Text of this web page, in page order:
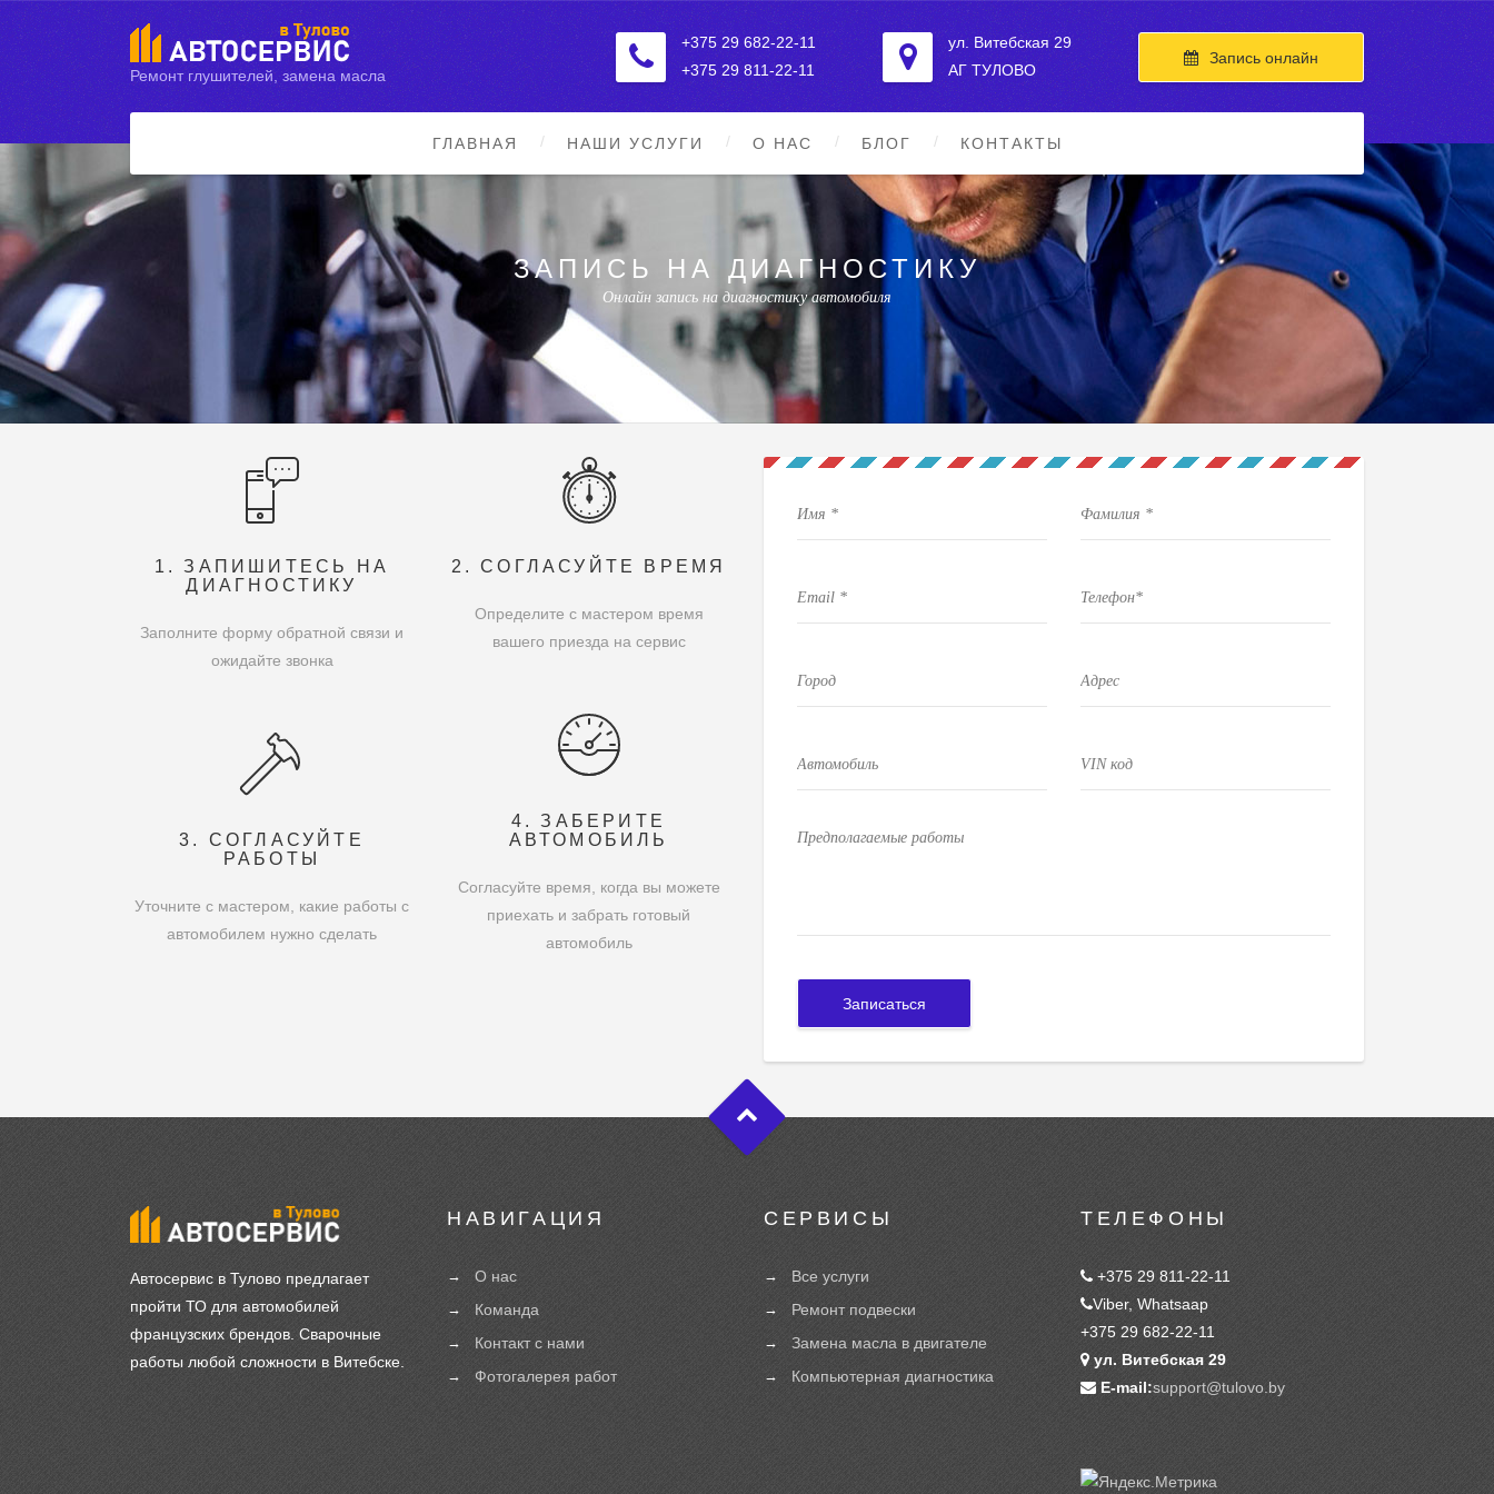
Ремонт глушителей, замена масла
+375 29 682-22-11
+375 29 811-22-11
ул. Витебская 29
АГ ТУЛОВО
Запись онлайн
ГЛАВНАЯ НАШИ УСЛУГИ О НАС БЛОГ КОНТАКТЫ
ЗАПИСЬ НА ДИАГНОСТИКУ
Онлайн запись на диагностику автомобиля
1. ЗАПИШИТЕСЬ НА
ДИАГНОСТИКУ
Заполните форму обратной связи и
ожидайте звонка
3. СОГЛАСУЙТЕ
РАБОТЫ
Уточните с мастером, какие работы с
автомобилем нужно сделать
2. СОГЛАСУЙТЕ ВРЕМЯ
Определите с мастером время
вашего приезда на сервис
4. ЗАБЕРИТЕ
АВТОМОБИЛЬ
Согласуйте время, когда вы можете
приехать и забрать готовый
автомобиль
Автосервис в Тулово предлагает
пройти ТО для автомобилей
французских брендов. Сварочные
работы любой сложности в Витебске.
НАВИГАЦИЯ
О нас
Команда
Контакт с нами
Фотогалерея работ
СЕРВИСЫ
Все услуги
Ремонт подвески
Замена масла в двигателе
Компьютерная диагностика
ТЕЛЕФОНЫ
+375 29 811-22-11
Viber, Whatsaap
+375 29 682-22-11
ул. Витебская 29
E-mail:support@tulovo.by